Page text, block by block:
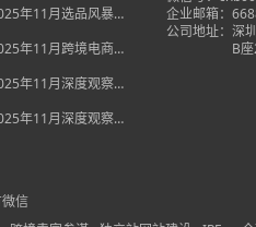
流量自主权如何突
年11月选品风暴】
境电商如何抢占数字
年11月跨境电商新
立站卖家如何借势突
年11月深度观察】
境电商如何用“自主流
年11月深度观察】
企业邮箱：
公司地址： 深
B
信